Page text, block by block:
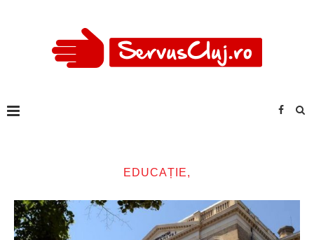
EDUCAȚIE,